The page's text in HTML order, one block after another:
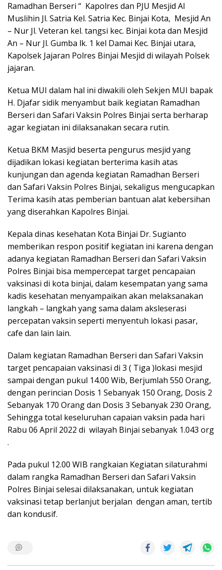
Ramadhan Berseri “ Kapolres dan PJU Mesjid Al
Muslihin Jl. Satria Kel. Satria Kec. Binjai Kota, Mesjid An
– Nur Jl. Veteran kel. tangsi kec. Binjai kota dan Mesjid
An – Nur Jl. Gumba lk. 1 kel Damai Kec. Binjai utara,
Kapolsek Jajaran Polres Binjai Mesjid di wilayah Polsek
jajaran.
Ketua MUI dalam hal ini diwakili oleh Sekjen MUI bapak
H. Djafar sidik menyambut baik kegiatan Ramadhan
Berseri dan Safari Vaksin Polres Binjai serta berharap
agar kegiatan ini dilaksanakan secara rutin.
Ketua BKM Masjid beserta pengurus mesjid yang
dijadikan lokasi kegiatan berterima kasih atas
kunjungan dan agenda kegiatan Ramadhan Berseri
dan Safari Vaksin Polres Binjai, sekaligus mengucapkan
Terima kasih atas pemberian bantuan alat kebersihan
yang diserahkan Kapolres Binjai.
Kepala dinas kesehatan Kota Binjai Dr. Sugianto
memberikan respon positif kegiatan ini karena dengan
adanya kegiatan Ramadhan Berseri dan Safari Vaksin
Polres Binjai bisa mempercepat target pencapaian
vaksinasi di kota binjai, dalam kesempatan yang sama
kadis kesehatan menyampaikan akan melaksanakan
langkah – langkah yang sama dalam aksleserasi
percepatan vaksin seperti menyentuh lokasi pasar,
cafe dan lain lain.
Dalam kegiatan Ramadhan Berseri dan Safari Vaksin
target pencapaian vaksinasi di 3 ( Tiga )lokasi mesjid
sampai dengan pukul 14.00 Wib, Berjumlah 550 Orang,
dengan perincian Dosis 1 Sebanyak 150 Orang, Dosis 2
Sebanyak 170 Orang dan Dosis 3 Sebanyak 230 Orang,
Sehingga total keseluruhan capaian vaksin pada hari
Rabu 06 April 2022 di wilayah Binjai sebanyak 1.043 org
.
Pada pukul 12.00 WIB rangkaian Kegiatan silaturahmi
dalam rangka Ramadhan Berseri dan Safari Vaksin
Polres Binjai selesai dilaksanakan, untuk kegiatan
vaksinasi tetap berlanjut berjalan dengan aman, tertib
dan kondusif.